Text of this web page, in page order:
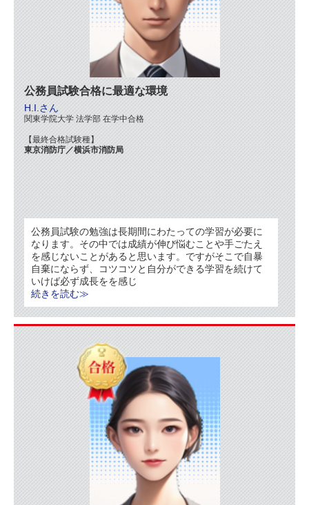
公務員試験合格に最適な環境
H.I.さん
関東学院大学 法学部 在学中合格
【最終合格試験種】
東京消防庁／横浜市消防局
公務員試験の勉強は長期間にわたっての学習が必要に
なります。その中では成績が伸び悩むことや手ごたえ
を感じないことがあると思います。ですがそこで自暴
自棄にならず、コツコツと自分ができる学習を続けて
いけば必ず成長をを感じ
続きを読む≫